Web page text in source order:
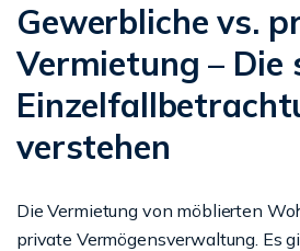
Gewerbliche vs.
Vermietung – Die
verstehen
Die Vermietung von möblierten
private Vermögensverwaltung. Es